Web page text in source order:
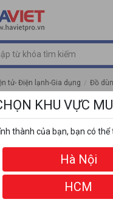
tử- Điện lạnh-Gia dụng / Đồ
KHU VỰC
thành của bạn, bạn có
Hà Nội
HCM